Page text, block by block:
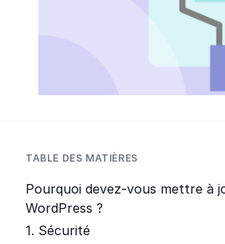
TABLE DES MATIÈRES
Pourquoi devez-vous mettre à
WordPress ?
1. Sécurité